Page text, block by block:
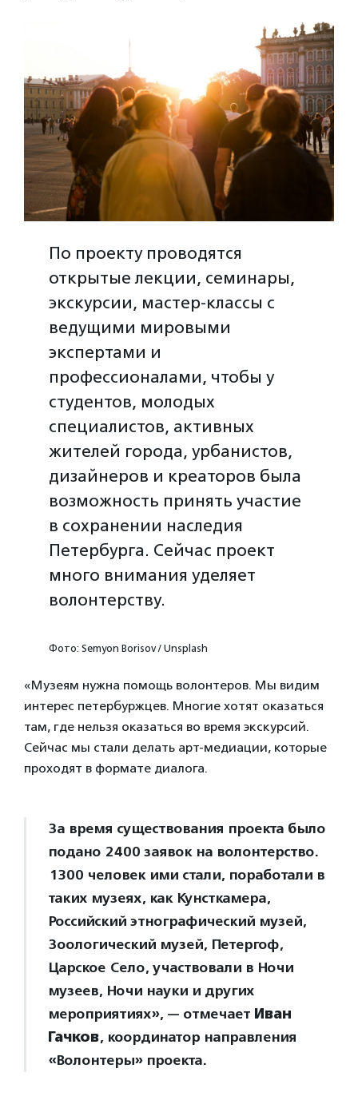
По проекту проводятся
открытые лекции, семинары,
экскурсии, мастер-классы с
ведущими мировыми
экспертами и
профессионалами, чтобы у
студентов, молодых
специалистов, активных
жителей города, урбанистов,
дизайнеров и креаторов была
возможность принять участие
в сохранении наследия
Петербурга. Сейчас проект
много внимания уделяет
волонтерству.
Фото: Semyon Borisov / Unsplash
«Музеям нужна помощь волонтеров. Мы видим
интерес петербуржцев. Многие хотят оказаться
там, где нельзя оказаться во время экскурсий.
Сейчас мы стали делать арт-медиации, которые
проходят в формате диалога.
За время существования проекта было
подано 2400 заявок на волонтерство.
1300 человек ими стали, поработали в
таких музеях, как Кунсткамера,
Российский этнографический музей,
Зоологический музей, Петергоф,
Царское Село, участвовали в Ночи
музеев, Ночи науки и других
мероприятиях», — отмечает Иван
Гачков, координатор направления
«Волонтеры» проекта.